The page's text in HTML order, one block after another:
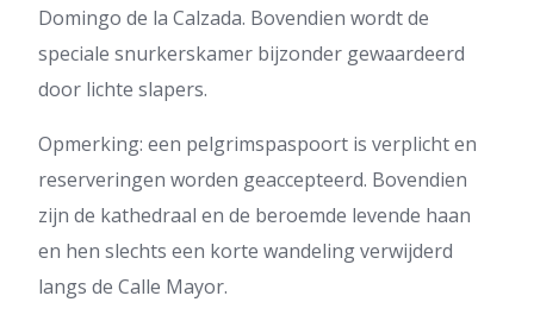
Domingo de la Calzada. Bovendien wordt de
speciale snurkerskamer bijzonder gewaardeerd
door lichte slapers.
Opmerking: een pelgrimspaspoort is verplicht en
reserveringen worden geaccepteerd. Bovendien
zijn de kathedraal en de beroemde levende haan
en hen slechts een korte wandeling verwijderd
langs de Calle Mayor.